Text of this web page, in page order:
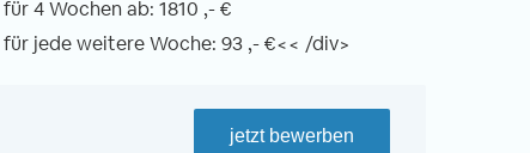
4 Wochen ab: 1810 ,- €
jede weitere Woche: 93 ,- €<< /div>
jetzt bewerben